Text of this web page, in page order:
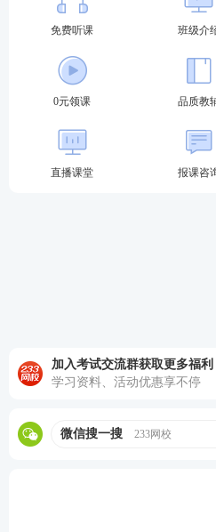
5.因严重失信行为被国家有
戒对象并纳入国家信用信息
6.因其他情形被给予终身禁
有前款规定情形之一的人员
报名无效；已经参加考试的
第一轮复习：【
免费听课 班级介
0元领课 品质教
直播课堂 报课咨
加入考试交流群获取更多福利
学习资料、活动优惠享不停
微信搜一搜 233网校